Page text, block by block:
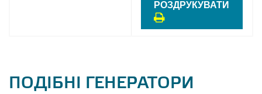
РОЗДРУКУВАТИ
ПОДІБНІ ГЕНЕРАТОРИ